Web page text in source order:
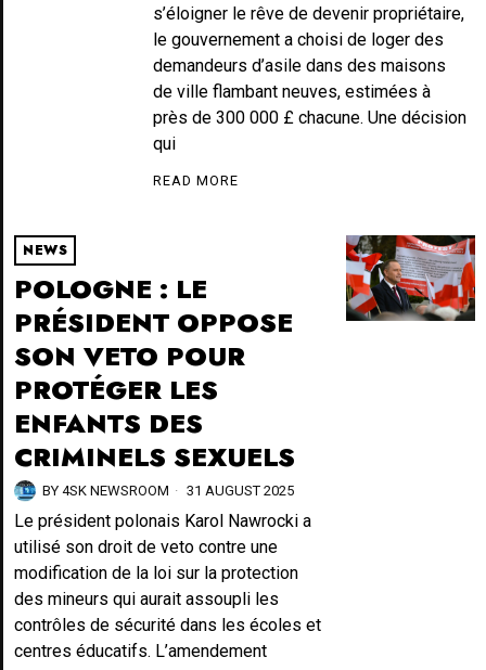
s’éloigner le rêve de devenir propriétaire,
le gouvernement a choisi de loger des
demandeurs d’asile dans des maisons
de ville flambant neuves, estimées à
près de 300 000 £ chacune. Une décision
qui
READ MORE
NEWS
POLOGNE : LE
PRÉSIDENT OPPOSE
SON VETO POUR
PROTÉGER LES
ENFANTS DES
CRIMINELS SEXUELS
BY 4SK NEWSROOM 31 AUGUST 2025
Le président polonais Karol Nawrocki a
utilisé son droit de veto contre une
modification de la loi sur la protection
des mineurs qui aurait assoupli les
contrôles de sécurité dans les écoles et
centres éducatifs. L’amendement